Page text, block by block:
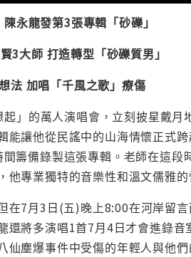
永龍發第3張專輯「砂礫」
3大師 打造轉型「砂礫質男」
法 加唱「千風之歌」療傷
」的萬人演唱會，立刻披星戴
讓他從民謠中的山海情懷正式
籌備錄製這張專輯。老師在這
專業獨特的音樂性和溫文儒雅
在7月3日(五)晚上8:00在河岸留
還將多演唱1首7月4日才會進錄
塵爆事件中受傷的年輕人與他